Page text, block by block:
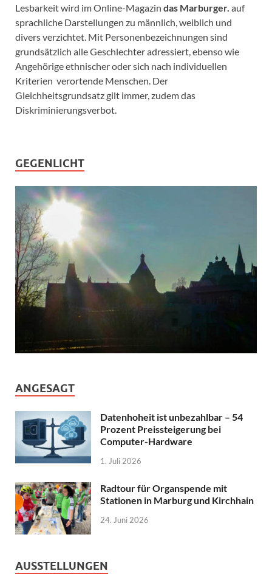
Lesbarkeit wird im Online-Magazin das Marburger. auf
sprachliche Darstellungen zu männlich, weiblich und
divers verzichtet. Mit Personenbezeichnungen sind
grundsätzlich alle Geschlechter adressiert, ebenso wie
Angehörige ethnischer oder sich nach individuellen
Kriterien verortende Menschen. Der
Gleichheitsgrundsatz gilt immer, zudem das
Diskriminierungsverbot.
GEGENLICHT
ANGESAGT
Datenhoheit ist unbezahlbar – 54
Prozent Preissteigerung bei
Computer-Hardware
1. Juli 2026
Radtour für Organspende mit
Stationen in Marburg und Kirchhain
24. Juni 2026
AUSSTELLUNGEN